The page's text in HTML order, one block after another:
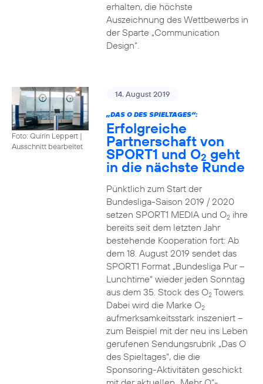
erhalten, die höchste
Auszeichnung des Wettbewerbs in
der Sparte „Communication
Design“.
Foto: Quirin Leppert |
Ausschnitt bearbeitet
14. August 2019
„DAS O DES SPIELTAGES“:
Erfolgreiche
Partnerschaft von
SPORT1 und O2 geht
in die nächste Runde
Pünktlich zum Start der
Bundesliga-Saison 2019 / 2020
setzen SPORT1 MEDIA und O2ihre
bereits seit dem letzten Jahr
bestehende Kooperation fort: Ab
dem 18. August 2019 sendet das
SPORT1 Format „Bundesliga Pur –
Lunchtime“ wieder jeden Sonntag
aus dem 35. Stock des O2Towers.
Dabei wird die Marke O2
aufmerksamkeitsstark inszeniert –
zum Beispiel mit der neu ins Leben
gerufenen Sendungsrubrik „Das O
des Spieltages“, die die
Sponsoring-Aktivitäten geschickt